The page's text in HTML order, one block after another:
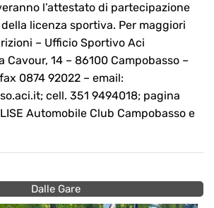
l’attestato di partecipazione
licenza sportiva. Per maggiori
– Ufficio Sportivo Aci
Cavour, 14 – 86100 Campobasso –
0874 92022 – email:
cell. 351 9494018; pagina
Automobile Club Campobasso e
Dalle Gare